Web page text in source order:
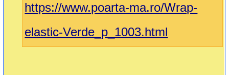
https://www.poarta-ma.ro/Wrap-
elastic-Verde_p_1003.html